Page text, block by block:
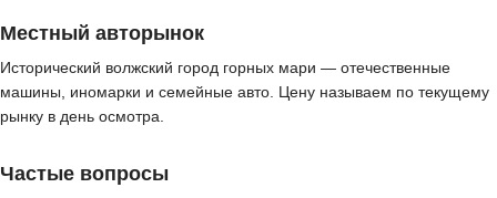
Местный авторынок
Исторический волжский город горных мари — отечественные
машины, иномарки и семейные авто. Цену называем по текущему
рынку в день осмотра.
Частые вопросы